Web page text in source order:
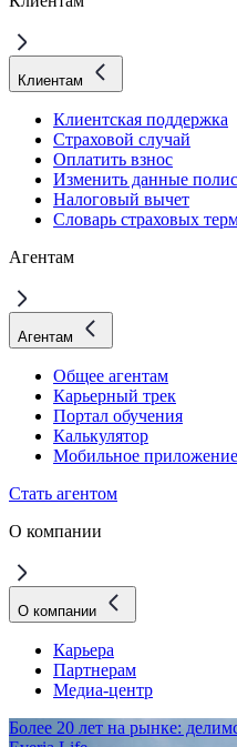
Клиентам
Клиентская поддержка
Страховой случай
Оплатить взнос
Изменить данные
Налоговый вычет
Словарь страховых
Агентам
Агентам
Общее агентам
Карьерный трек
Портал обучения
Калькулятор
Мобильное приложение
Стать агентом
О компании
О компании
Карьера
Партнерам
Медиа-центр
Более 20 лет на рынке: